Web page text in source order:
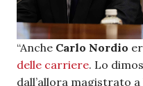
“Anche Carlo Nordio
delle carriere. Lo
dall’allora magistrato a